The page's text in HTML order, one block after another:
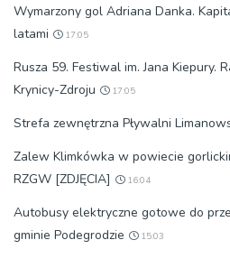
Wymarzony gol Adriana Danka.
latami
17:05
Rusza 59. Festiwal im. Jana Kiepury.
Krynicy-Zdroju
17:05
Strefa zewnętrzna Pływalni
Zalew Klimkówka w powiecie
RZGW [ZDJĘCIA]
16:04
Autobusy elektryczne gotowe do
gminie Podegrodzie
15:03